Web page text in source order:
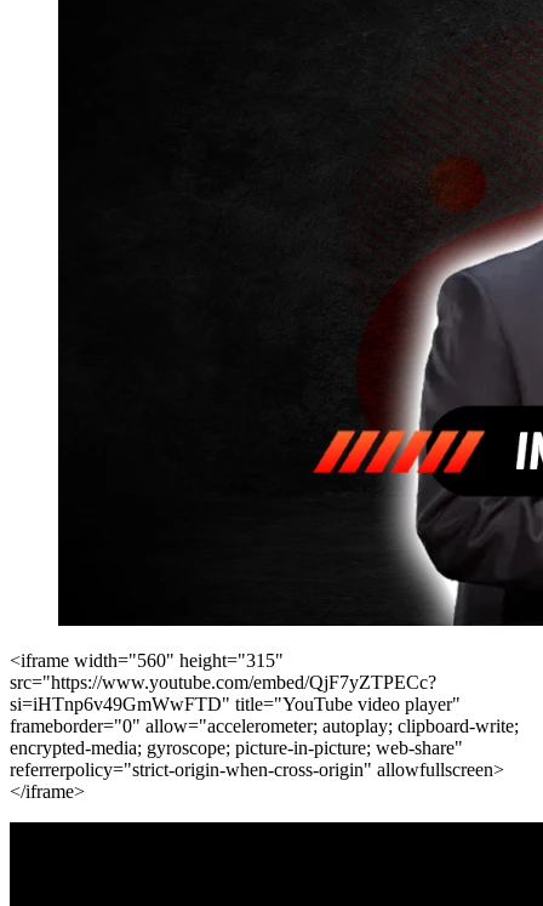
<iframe width="560" height="315"
src="https://www.youtube.com/embed/QjF7yZTPECc?
si=iHTnp6v49GmWwFTD" title="YouTube video player"
frameborder="0" allow="accelerometer; autoplay; clipboard-write;
encrypted-media; gyroscope; picture-in-picture; web-share"
referrerpolicy="strict-origin-when-cross-origin" allowfullscreen>
</iframe>